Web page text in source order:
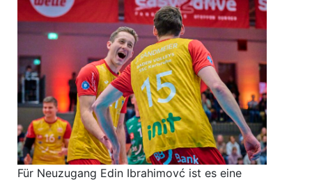
Für Neuzugang Edin Ibrahimovć ist es eine